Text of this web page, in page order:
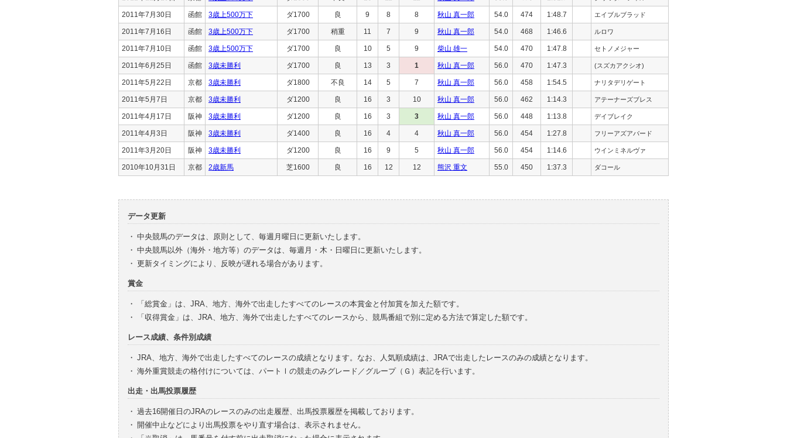
2011年7月30日 函館 3歳上500万下 ダ1700 良 9 8 8 秋山 真一郎 54.0 474 1:48.7 エイブルブラッド
2011年7月16日 函館 3歳上500万下 ダ1700 稍重 11 7 9 秋山 真一郎 54.0 468 1:46.6 ルロワ
2011年7月10日 函館 3歳上500万下 ダ1700 良 10 5 9 柴山 雄一 54.0 470 1:47.8 セトノメジャー
2011年6月25日 函館 3歳未勝利 ダ1700 良 13 3 1 秋山 真一郎 56.0 470 1:47.3 (スズカアクシオ)
2011年5月22日 京都 3歳未勝利 ダ1800 不良 14 5 7 秋山 真一郎 56.0 458 1:54.5 ナリタデリゲート
2011年5月7日 京都 3歳未勝利 ダ1200 良 16 3 10 秋山 真一郎 56.0 462 1:14.3 アテーナーズブレス
2011年4月17日 阪神 3歳未勝利 ダ1200 良 16 3 3 秋山 真一郎 56.0 448 1:13.8 デイブレイク
2011年4月3日 阪神 3歳未勝利 ダ1400 良 16 4 4 秋山 真一郎 56.0 454 1:27.8 フリーアズアバード
2011年3月20日 阪神 3歳未勝利 ダ1200 良 16 9 5 秋山 真一郎 56.0 454 1:14.6 ウインミネルヴァ
2010年10月31日 京都 2歳新馬 芝1600 良 16 12 12 熊沢 重文 55.0 450 1:37.3 ダコール
データ更新
・ 中央競馬のデータは、原則として、毎週月曜日に更新いたします。
・ 中央競馬以外（海外・地方等）のデータは、毎週月・木・日曜日に更新いたします。
・ 更新タイミングにより、反映が遅れる場合があります。
賞金
・
「総賞金」は、JRA、地方、海外で出走したすべてのレースの本賞金と付加賞を加えた額です。
・
「収得賞金」は、JRA、地方、海外で出走したすべてのレースから、競馬番組で別に定める方法で算定した額です。
レース成績、条件別成績
・ JRA、地方、海外で出走したすべてのレースの成績となります。なお、人気順成績は、JRAで出走したレースのみの成績となります。
・ 海外重賞競走の格付けについては、パートⅠの競走のみグレード／グループ（Ｇ）表記を行います。
出走・出馬投票履歴
・ 過去16開催日のJRAのレースのみの出走履歴、出馬投票履歴を掲載しております。
・ 開催中止などにより出馬投票をやり直す場合は、表示されません。